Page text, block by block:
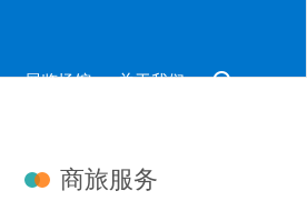
展览场馆 关于我们 
商旅服务